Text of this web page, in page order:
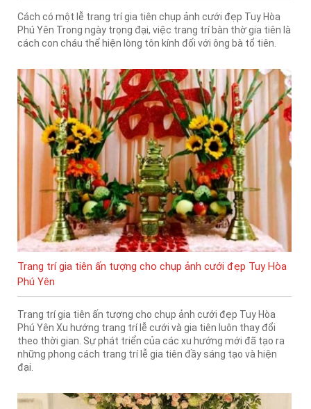
Cách có một lễ trang trí gia tiên chụp ảnh cưới đẹp Tuy Hòa
Phú Yên Trong ngày trọng đại, việc trang trí bàn thờ gia tiên là
cách con cháu thể hiện lòng tôn kính đối với ông bà tổ tiên.
Trang trí gia tiên ấn tượng cho chụp ảnh cưới đẹp Tuy Hòa
Phú Yên
Trang trí gia tiên ấn tượng cho chụp ảnh cưới đẹp Tuy Hòa
Phú Yên Xu hướng trang trí lễ cưới và gia tiên luôn thay đổi
theo thời gian. Sự phát triển của các xu hướng mới đã tạo ra
những phong cách trang trí lễ gia tiên đầy sáng tạo và hiện
đại.